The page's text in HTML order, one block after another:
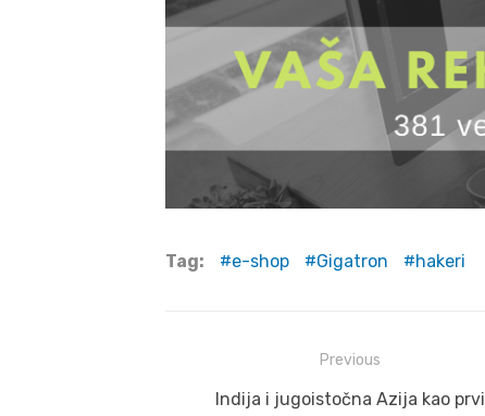
Tag: e-shop Gigatron hakeri
navigation
Previous
Previous
Indija i jugoistočna Azija kao prvi